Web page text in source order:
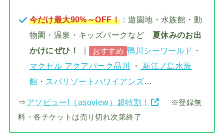
今だけ最大90%～OFF！：遊園地・水族館・動
物園・温泉・キッズパークなど 夏休みのお出
かけにぜひ！
おすすめ 鴨川シーワールド ・
マクセル アクアパーク品川
・
新江ノ島水族
館 ・ スパリゾートハワイアンズ…
⇒アソビュー!（asoview）超特割！
※登録無
料・各チケットは売り切れ次第終了